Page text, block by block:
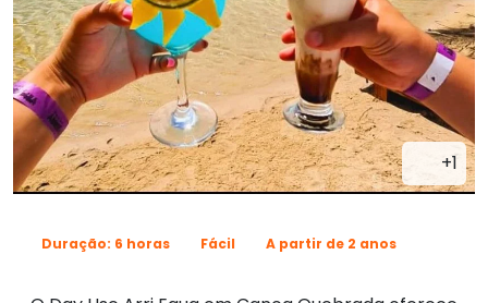
+1
Duração: 6 horas Fácil A partir de 2 anos